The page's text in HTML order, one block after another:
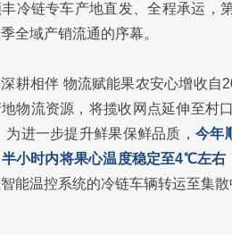
冷链专车产地直发、全程承运，
全域产销流通的序幕。
深耕相伴 物流赋能果农安心增收
物流资源，将揽收网点延伸至村
为进一步提升鲜果保鲜品质， 今年
小时内将果心温度稳定至4℃左右
能温控系统的冷链车辆转运至集